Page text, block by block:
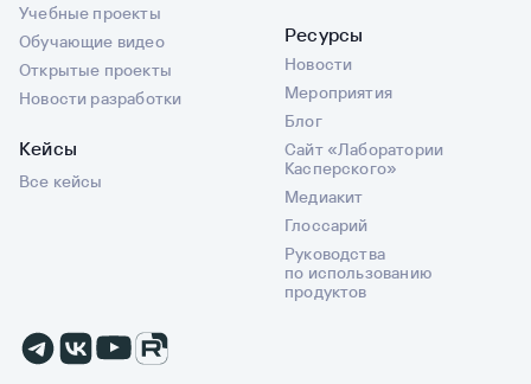
Учебные проекты
Обучающие видео
Открытые проекты
Новости разработки
Кейсы
Все кейсы
Ресурсы
Новости
Мероприятия
Блог
Сайт «Лаборатории
Касперского»
Медиакит
Глоссарий
Руководства
по использованию
продуктов